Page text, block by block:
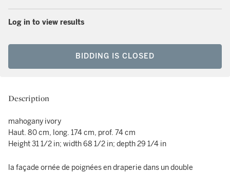
Log in to view results
BIDDING IS CLOSED
Description
mahogany ivory
Haut. 80 cm, long. 174 cm, prof. 74 cm
Height 31 1/2 in; width 68 1/2 in; depth 29 1/4 in
la façade ornée de poignées en draperie dans un double